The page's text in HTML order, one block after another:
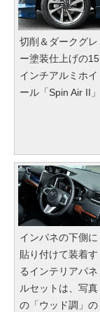
切削＆ダークグレ
ー塗装仕上げの15
インチアルミホイ
ール「Spin Air II」
インパネの下側に
貼り付けて装着す
るインテリアパネ
ルセットは、写真
の「ウッド調」の